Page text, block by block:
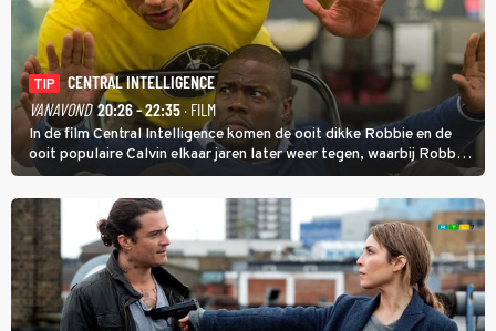
TIP
CENTRAL INTELLIGENCE
VANAVOND 20:26 - 22:35· FILM
In de film Central Intelligence komen de ooit dikke Robbie en de
ooit populaire Calvin elkaar jaren later weer tegen, waarbij Robbie,
inmiddels supergespierd en werkzaam voor de CIA, Calvins hulp
goed kan gebruiken.